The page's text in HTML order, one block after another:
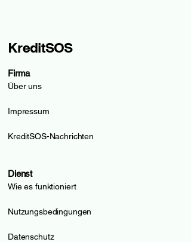
Firma
Über uns
Impressum
KreditSOS-Nachrichten
Dienst
Wie es funktioniert
Nutzungsbedingungen
Datenschutz
KreditSOS